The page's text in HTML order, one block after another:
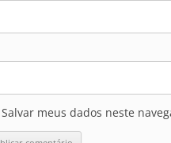
Salvar meus dados neste